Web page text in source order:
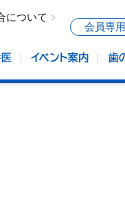
について
会員専用